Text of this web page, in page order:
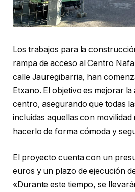
Los trabajos para la
rampa de acceso al Centro
calle Jauregibarria, han
Etxano. El objetivo es mejorar la
centro, asegurando que todas
incluidas aquellas con
hacerlo de forma cómoda y
El proyecto cuenta con un
euros y un plazo de ejecución
«Durante este tiempo, se